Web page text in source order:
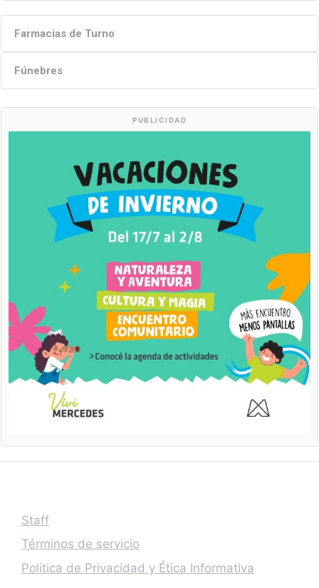
Farmacias de Turno
Fúnebres
PUBLICIDAD
Staff
Términos de servicio
Política de Privacidad y Ética Informativa